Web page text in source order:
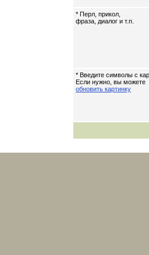
* Перл, прикол,
фраза, диалог и т.п.
* Введите символы с
Если нужно, вы можете
обновить картинку